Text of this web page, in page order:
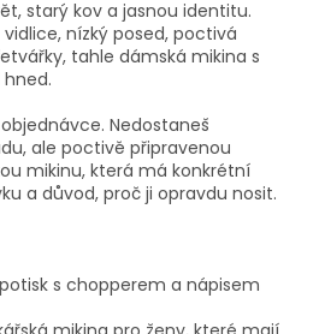
starý kov a jasnou identitu.
nízký posed, poctivá
tahle dámská mikina s
Nedostaneš
ale poctivě připravenou
mikinu, která má konkrétní
a důvod, proč ji opravdu nosit.
s chopperem a nápisem